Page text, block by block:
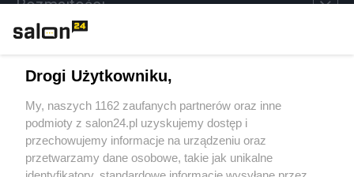
Rozmaitości
Sport
Społeczeństwo
Drogi Użytkowniku,
My, naszych 1162 zaufanych partnerów oraz inne
podmioty z salon24.pl uzyskujemy dostęp i
przechowujemy informacje na urządzeniu oraz
przetwarzamy dane osobowe, takie jak unikalne